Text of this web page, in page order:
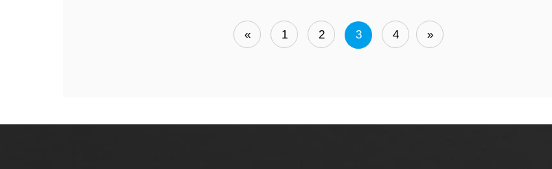
« 1 2 3 4 »